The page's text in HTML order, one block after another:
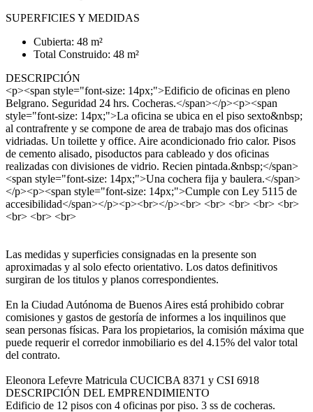
SUPERFICIES Y MEDIDAS
Cubierta: 48 m²
Total Construido: 48 m²
DESCRIPCIÓN
<p><span style="font-size: 14px;">Edificio de oficinas en pleno
Belgrano. Seguridad 24 hrs. Cocheras.</span></p><p><span
style="font-size: 14px;">La oficina se ubica en el piso sexto&nbsp;
al contrafrente y se compone de area de trabajo mas dos oficinas
vidriadas. Un toilette y office. Aire acondicionado frio calor. Pisos
de cemento alisado, pisoductos para cableado y dos oficinas
realizadas con divisiones de vidrio. Recien pintada.&nbsp;</span>
<span style="font-size: 14px;">Una cochera fija y baulera.</span>
</p><p><span style="font-size: 14px;">Cumple con Ley 5115 de
accesibilidad</span></p><p><br></p><br> <br> <br> <br> <br>
<br> <br> <br>
Las medidas y superficies consignadas en la presente son
aproximadas y al solo efecto orientativo. Los datos definitivos
surgiran de los titulos y planos correspondientes.
En la Ciudad Autónoma de Buenos Aires está prohibido cobrar
comisiones y gastos de gestoría de informes a los inquilinos que
sean personas físicas. Para los propietarios, la comisión máxima que
puede requerir el corredor inmobiliario es del 4.15% del valor total
del contrato.
Eleonora Lefevre Matricula CUCICBA 8371 y CSI 6918
DESCRIPCIÓN DEL EMPRENDIMIENTO
Edificio de 12 pisos con 4 oficinas por piso. 3 ss de cocheras.